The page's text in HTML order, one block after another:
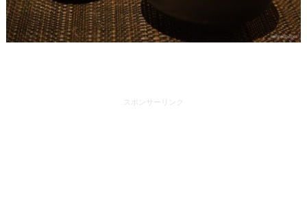
スポンサーリンク